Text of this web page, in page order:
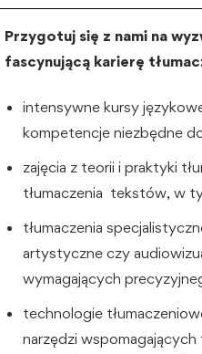
Przygotuj się z nami na
fascynującą karierę
intensywne kursy
kompetencje niezbędne
zajęcia z teorii i praktyki
tłumaczenia tekstów, w
tłumaczenia
artystyczne czy
wymagających
technologie
narzędzi